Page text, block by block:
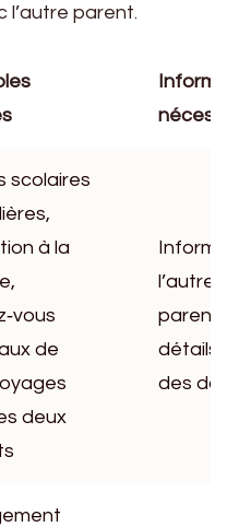
l’autre parent.
scolaires
à la
de
deux
l’autre
parent
détails
des